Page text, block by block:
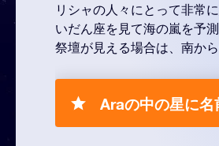
リシャの人々にとって非常
いだん座を見て海の嵐を予
祭壇が見える場合は、南か
Araの中の星に名